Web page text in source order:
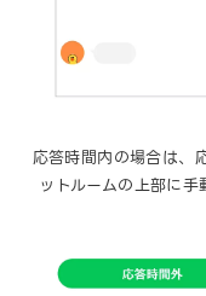
応答時間内の場合は、
ットルームの上部に